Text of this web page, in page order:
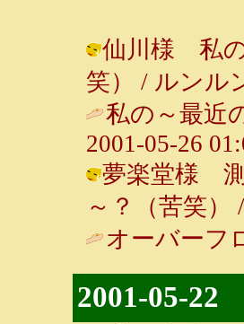
仙川様 私の
笑） / ルンル
私の～最近
2001-05-26
夢楽堂様 測
～？（苦笑）
オーバーフ
2001-05-22